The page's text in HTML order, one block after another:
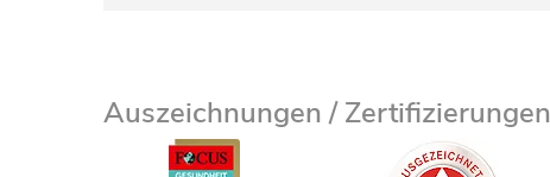
Auszeichnungen / Zertifizierungen